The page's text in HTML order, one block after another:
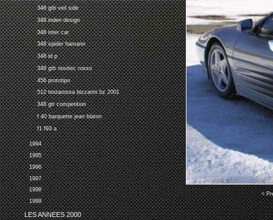
348 gtb veil side
348 inden design
348 inter car
348 spider hamann
348 id p
348 gtb novitec rosso
456 prototipo
512 testarossa bizzarini bz 2001
348 gtr competition
f 40 barquette jean blaton
f1 f93 a
1994
1995
1996
1997
1998
1999
LES ANNEES 2000
<